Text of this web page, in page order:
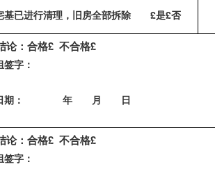
基已进行清理，旧房全部拆除 £是£否
论：合格£ 不合格£
签字：
日期： 年 月 日 乡
论：合格£ 不合格£
签字：